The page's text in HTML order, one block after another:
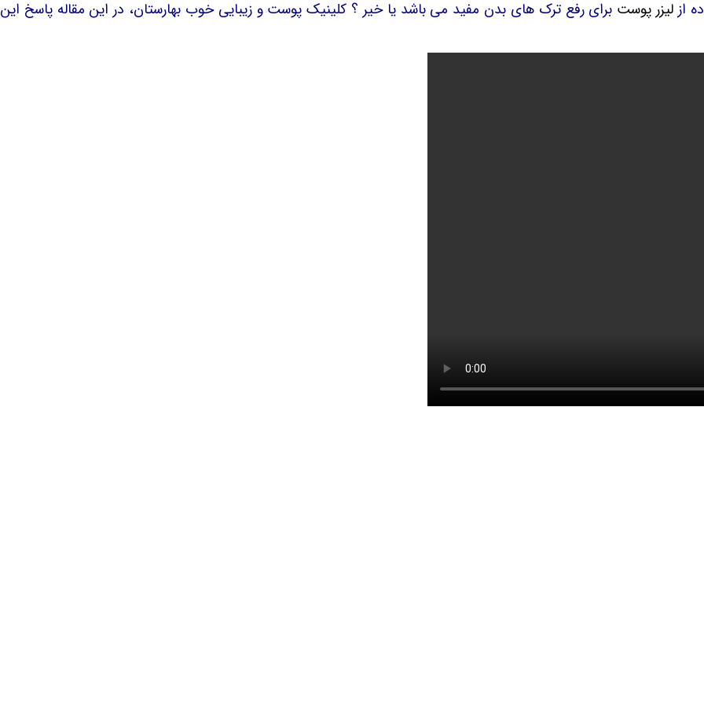
پوستبرای رفع ترک های بدن مفید می باشد یا خیر ؟ کلینیک پوست و زیبایی خوب بهارستان، در این مقاله پاسخ‌ این